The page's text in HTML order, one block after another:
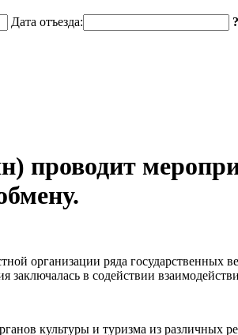
Дата отъезда: ?
проводит
организации ряда
заключалась в содействии
культуры и туризма из